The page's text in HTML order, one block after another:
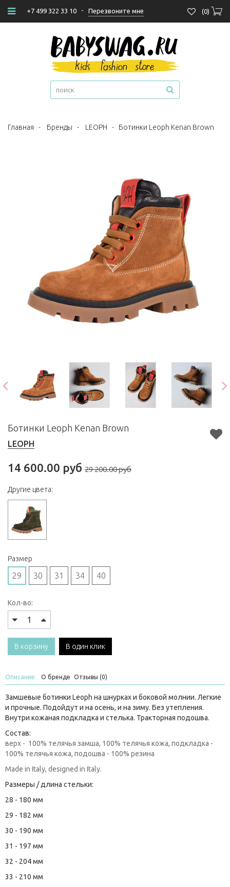
+7 499 322 33 10 - Перезвоните мне (0)
Главная - Бренды - LEOPH - Ботинки Leoph Kenan Brown
Ботинки Leoph Kenan Brown
LEOPH
14 600.00 руб 29 200.00 руб
Другие цвета:
Размер
29 30 31 34 40
Кол-во:
В корзину В один клик
Описание О бренде Отзывы (0)
Замшевые ботинки Leoph на шнурках и боковой молнии. Легкие
и прочные. Подойдут и на осень, и на зиму. Без утепления.
Внутри кожаная подкладка и стелька. Тракторная подошва.
Состав:
верх - 100% телячья замша, 100% телячья кожа, подкладка -
100% телячья кожа, подошва - 100% резина
Made in Italy, designed in Italy.
Размеры / длина стельки:
28 - 180 мм
29 - 182 мм
30 - 190 мм
31 - 197 мм
32 - 204 мм
33 - 210 мм